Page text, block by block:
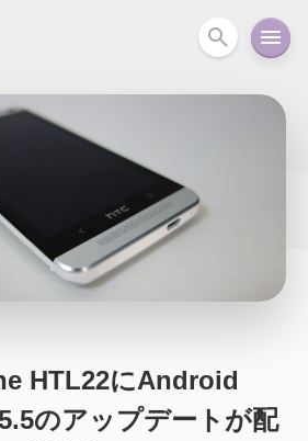
ホーム アクションカメラ
Mac
HTL22にAndroid
のアップデートが配